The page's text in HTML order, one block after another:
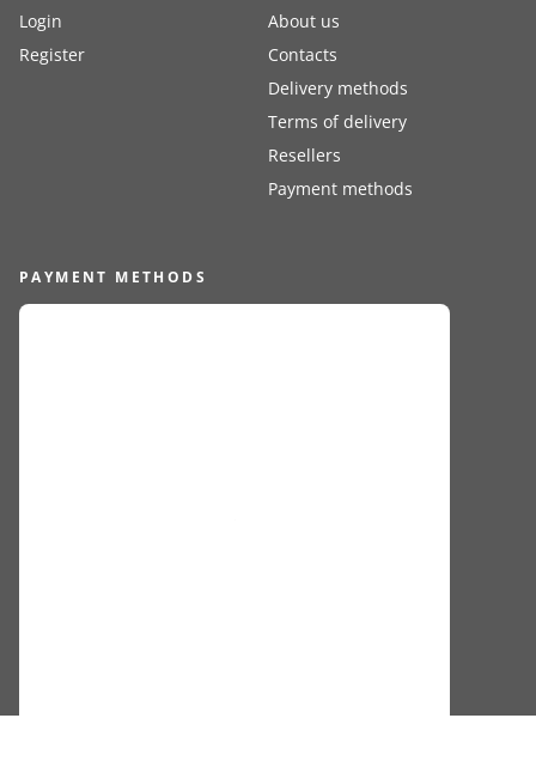
Login
Register
About us
Contacts
Delivery methods
Terms of delivery
Resellers
Payment methods
PAYMENT METHODS